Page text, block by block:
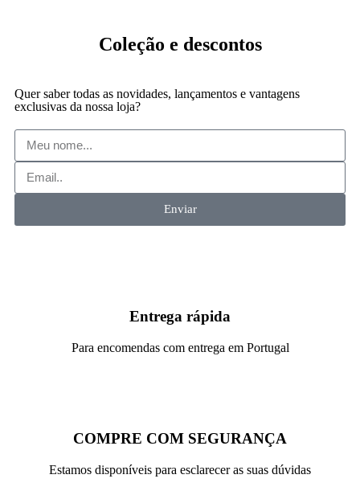
Coleção e descontos
Quer saber todas as novidades, lançamentos e vantagens
exclusivas da nossa loja?
Enviar
Entrega rápida
Para encomendas com entrega em Portugal
COMPRE COM SEGURANÇA
Estamos disponíveis para esclarecer as suas dúvidas